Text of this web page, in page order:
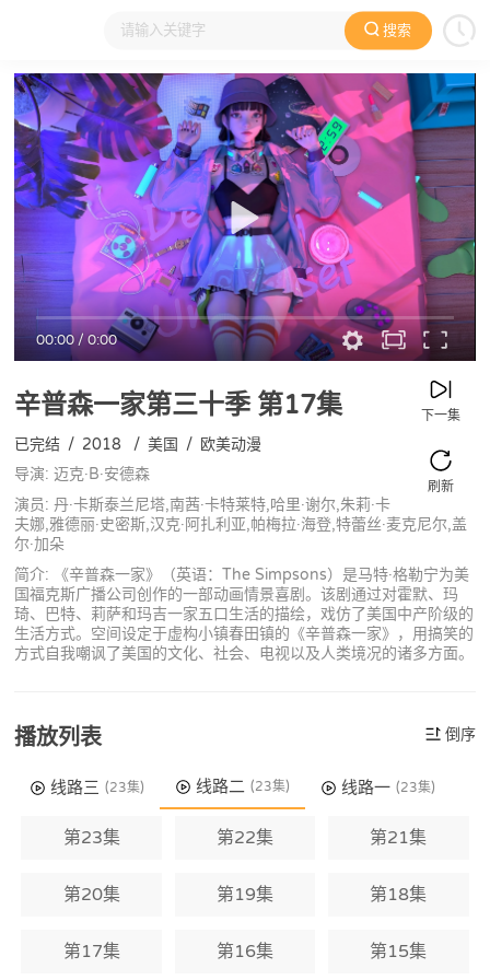
搜索
大家在看 日本动漫 国产动漫 欧美动漫 动漫电影
00:00/0:00
辛普森一家第三十季第17集 下一集
刷新
已完结 / 2018 / 美国 / 欧美动漫
导演: 迈克·B·安德森
演员: 丹·卡斯泰兰尼塔,南茜·卡特莱特,哈里·谢尔,朱莉·卡
夫娜,雅德丽·史密斯,汉克·阿扎利亚,帕梅拉·海登,特蕾丝·麦克尼尔,盖
尔·加朵
简介: 《辛普森一家》（英语：The Simpsons）是马特·格勒宁为美
国福克斯广播公司创作的一部动画情景喜剧。该剧通过对霍默、玛
琦、巴特、莉萨和玛吉一家五口生活的描绘，戏仿了美国中产阶级的
生活方式。空间设定于虚构小镇春田镇的《辛普森一家》，用搞笑的
方式自我嘲讽了美国的文化、社会、电视以及人类境况的诸多方面。
播放列表 倒序
线路三 (23集) 线路二 (23集) 线路一 (23集)
第23集 第22集 第21集
第20集 第19集 第18集
第17集 第16集 第15集